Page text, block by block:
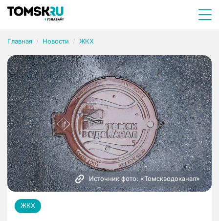
Главная Новости ЖКХ
Источник фото: «Томскводоканал»
ЖКХ